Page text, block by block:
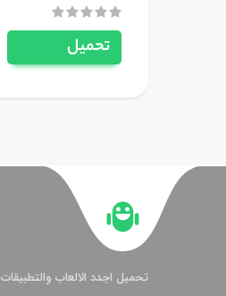
تحميل
تحميل اجدد الالعاب